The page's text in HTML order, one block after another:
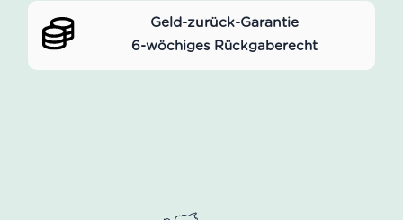
Geld-zurück-Garantie
6-wöchiges Rückgaberecht